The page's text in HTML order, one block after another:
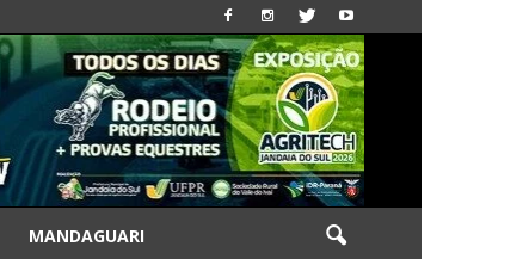
MANDAGUARI